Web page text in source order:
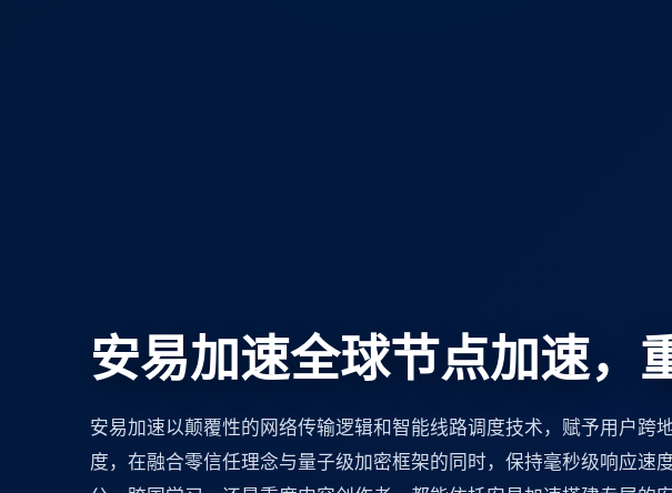
安易加速全球节点加速，
安易加速以颠覆性的网络传输逻辑和智能线路调度技术，赋予用户跨
度，在融合零信任理念与量子级加密框架的同时，保持毫秒级响应速